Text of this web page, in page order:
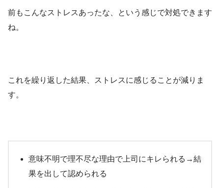
前もこんなストレスあったな、という感じで対処できます
ね。
これを繰り返した結果、ストレスに感じることが減りま
す。
意味不明で理不尽な理由で上司にキレられる→結
果を出して認められる